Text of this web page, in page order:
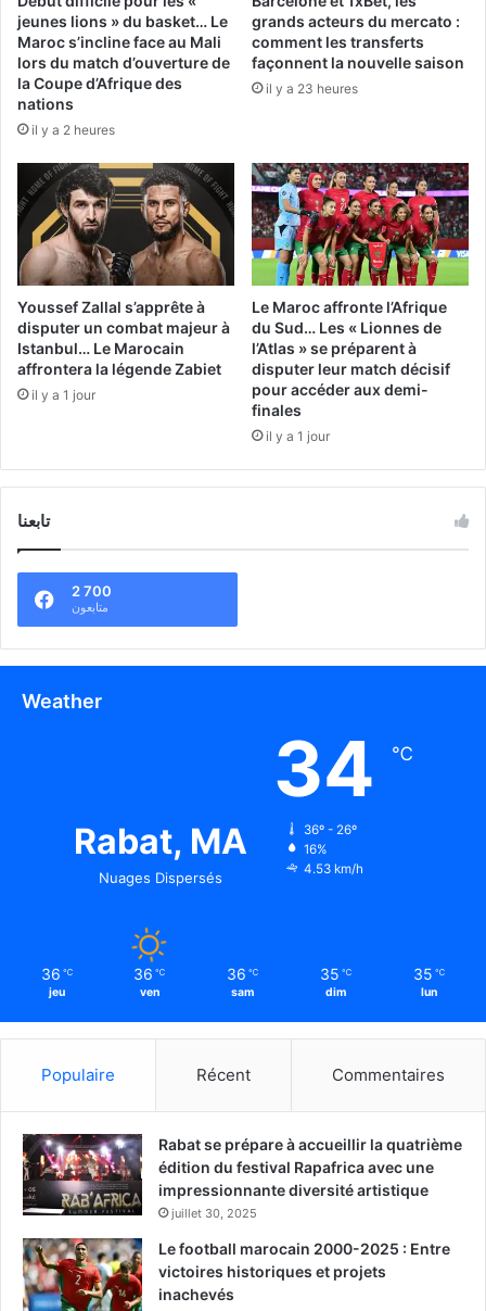
jeunes lions » du basket… Le
Maroc s’incline face au Mali
lors du match d’ouverture de
la Coupe d’Afrique des
nations
il y a 2 heures
grands acteurs du mercato :
comment les transferts
façonnent la nouvelle saison
il y a 23 heures
Youssef Zallal s’apprête à
disputer un combat majeur à
Istanbul… Le Marocain
affrontera la légende Zabiet
il y a 1 jour
Le Maroc affronte l’Afrique
du Sud… Les « Lionnes de
l’Atlas » se préparent à
disputer leur match décisif
pour accéder aux demi-
finales
il y a 1 jour
تابعنا
2 700
متابعون
Weather
Rabat, MA
Nuages Dispersés
34 ℃
36º - 26º
16%
4.53 km/h
36 ℃
jeu
36 ℃
ven
36 ℃
sam
35 ℃
dim
35 ℃
lun
Populaire Récent Commentaires
Rabat se prépare à accueillir la quatrième
édition du festival Rapafrica avec une
impressionnante diversité artistique
juillet 30, 2025
Le football marocain 2000-2025 : Entre
victoires historiques et projets
inachevés